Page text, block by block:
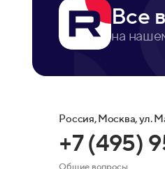
Все
на
Россия, Москва, ул.
+7 (495)